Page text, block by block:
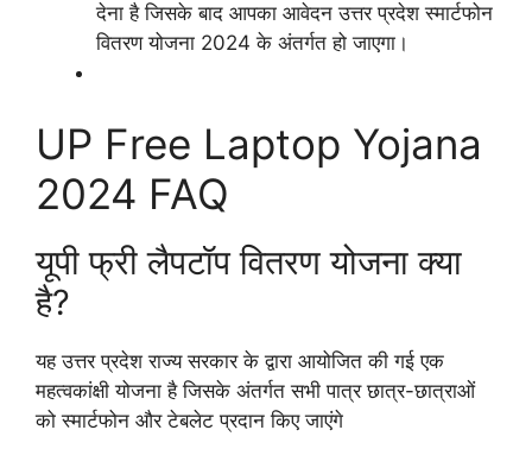
देना है जिसके बाद आपका आवेदन उत्तर प्रदेश स्मार्टफोन
वितरण योजना 2024 के अंतर्गत हो जाएगा।
UP Free Laptop Yojana
2024 FAQ
यूपी फ्री लैपटॉप वितरण योजना क्या
है?
यह उत्तर प्रदेश राज्य सरकार के द्वारा आयोजित की गई एक
महत्वकांक्षी योजना है जिसके अंतर्गत सभी पात्र छात्र-छात्राओं
को स्मार्टफोन और टेबलेट प्रदान किए जाएंगे